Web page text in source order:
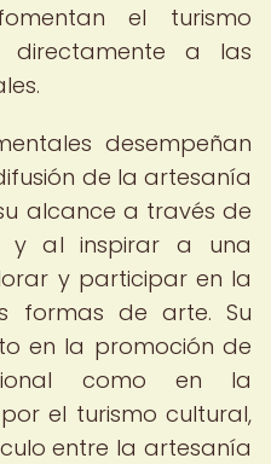
el turismo
directamente a las
desempeñan
de la artesanía
alcance a través de
y al inspirar a una
y participar en la
formas de arte. Su
en la promoción de
como en la
el turismo cultural,
entre la artesanía